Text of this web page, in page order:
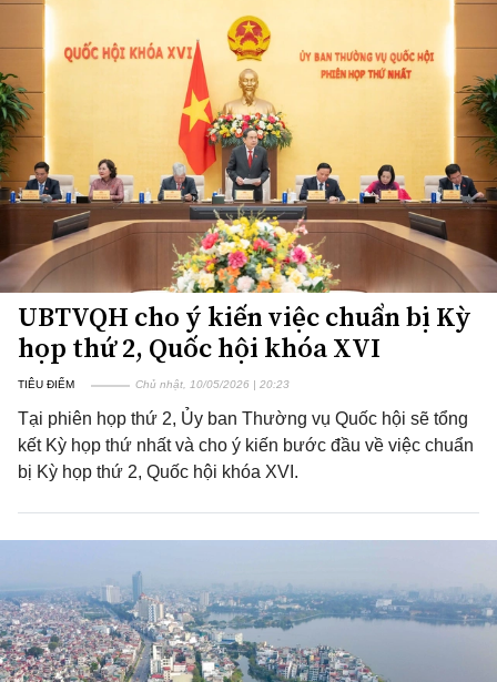
UBTVQH cho ý kiến việc chuẩn bị Kỳ
họp thứ 2, Quốc hội khóa XVI
TIÊU ĐIỂM Chủ nhật, 10/05/2026 | 20:23
Tại phiên họp thứ 2, Ủy ban Thường vụ Quốc hội sẽ tổng
kết Kỳ họp thứ nhất và cho ý kiến bước đầu về việc chuẩn
bị Kỳ họp thứ 2, Quốc hội khóa XVI.